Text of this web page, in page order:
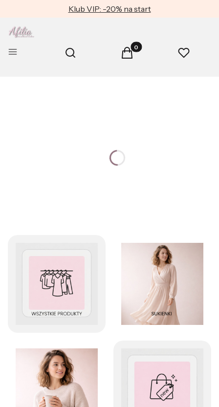
Klub VIP: -20% na start
Menu Otwórz wyszukiwarkę
Szukaj Produkty w koszyku: 0.
Koszyk Ulubione